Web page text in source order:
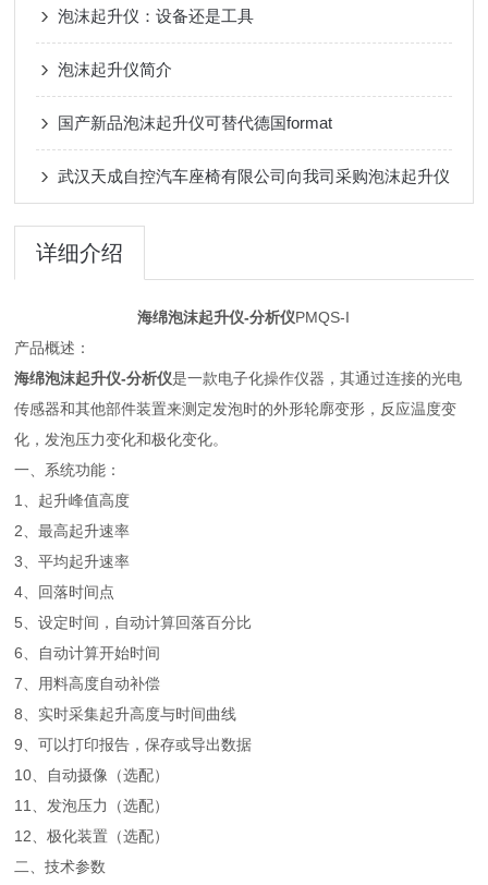
泡沫起升仪：设备还是工具
泡沫起升仪简介
国产新品泡沫起升仪可替代德国format
武汉天成自控汽车座椅有限公司向我司采购泡沫起升仪
详细介绍
海绵泡沫起升仪-分析仪PMQS-I
产品概述：
海绵泡沫起升仪-分析仪是一款电子化操作仪器，其通过连接的光电
传感器和其他部件装置来测定发泡时的外形轮廓变形，反应温度变
化，发泡压力变化和极化变化。
一、系统功能：
1、起升峰值高度
2、最高起升速率
3、平均起升速率
4、回落时间点
5、设定时间，自动计算回落百分比
6、自动计算开始时间
7、用料高度自动补偿
8、实时采集起升高度与时间曲线
9、可以打印报告，保存或导出数据
10、自动摄像（选配）
11、发泡压力（选配）
12、极化装置（选配）
二、技术参数